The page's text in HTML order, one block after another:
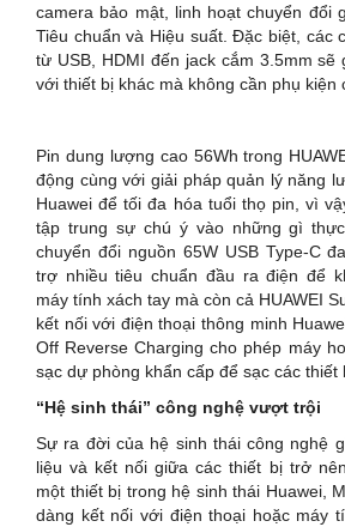
camera bảo mật, linh hoạt chuyển đổi
Tiêu chuẩn và Hiệu suất. Đặc biệt, các
từ USB, HDMI đến jack cắm 3.5mm sẽ
với thiết bị khác mà không cần phụ kiện
Pin dung lượng cao 56Wh trong
động cùng với giải pháp quản lý năng
Huawei để tối đa hóa tuổi thọ pin, vì
tập trung sự chú ý vào những gì
chuyển đổi nguồn 65W USB Type-C
trợ nhiều tiêu chuẩn đầu ra điện để
máy tính xách tay mà còn cả HUAWEI
kết nối với điện thoại thông minh
Off Reverse Charging cho phép máy
sạc dự phòng khẩn cấp để sạc các thiết
“Hệ sinh thái” công nghệ vượt trội
Sự ra đời của hệ sinh thái công nghệ
liệu và kết nối giữa các thiết bị trở
một thiết bị trong hệ sinh thái Huawei,
dàng kết nối với điện thoại hoặc máy